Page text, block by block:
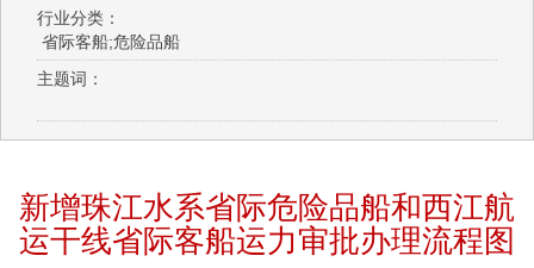
行业分类：
省际客船;危险品船
主题词：
新增珠江水系省际危险品船和西江航
运干线省际客船运力审批办理流程图